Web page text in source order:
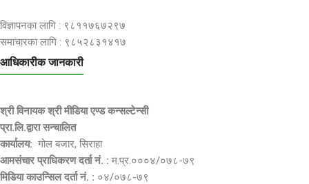
विज्ञापनका लागि : ९८११७६७२९७
समाचारका लागि : ९८५२८३१४१७
आधिकारीक जानकारी
श्री विनायक श्री मीडिया एण्ड कन्सल्टेन्सी
प्रा.लि.द्वारा सन्चालित
कार्यालय: गोल बजार, सिराहा
आमसंचार प्राधिकरण दर्ता नं. : म.प्र.०००४/०७८-७९
मिडिया काउन्सिल दर्ता नं. : ०४/०७८-७९